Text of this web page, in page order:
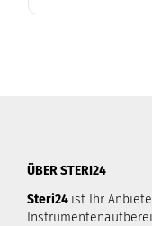
ÜBER STERI24
Steri24 ist Ihr